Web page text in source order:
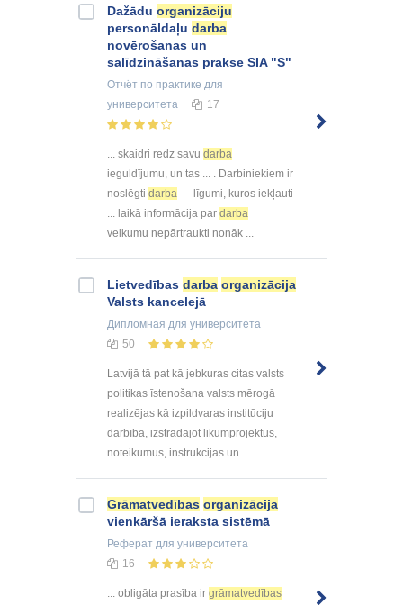
Dažādu organizāciju
personāldaļu darba
novērošanas un
salīdzināšanas prakse SIA "S"
Отчёт по практике для
университета
17
... skaidri redz savu darba
ieguldījumu, un tas ... . Darbiniekiem ir
noslēgti darba
līgumi, kuros iekļauti
... laikā informācija par darba
veikumu nepārtraukti nonāk ...
Lietvedības darba organizācija
Valsts kancelejā
Дипломная для университета
50
Latvijā tā pat kā jebkuras citas valsts
politikas īstenošana valsts mērogā
realizējas kā izpildvaras institūciju
darbība, izstrādājot likumprojektus,
noteikumus, instrukcijas un ...
Grāmatvedības organizācija
vienkāršā ieraksta sistēmā
Реферат для университета
16
... obligāta prasība ir grāmatvedības